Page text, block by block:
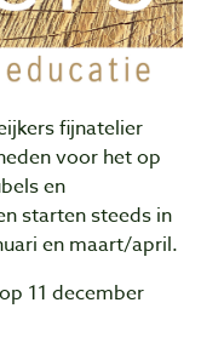
fijnatelier
voor het op
en
starten steeds in
en maart/april.
11 december